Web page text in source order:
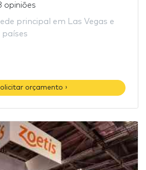
opiniões
principal em Las Vegas e
orçamento ›